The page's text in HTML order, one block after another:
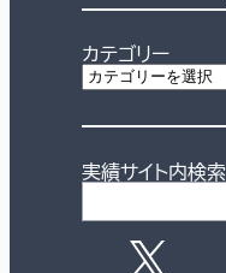
カテゴリー
実績サイト内検索